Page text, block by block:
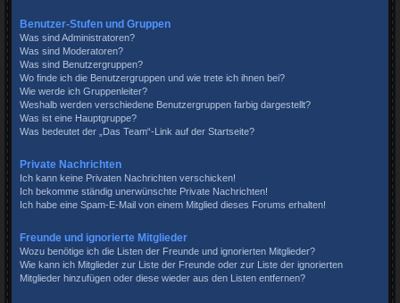
Benutzer-Stufen und Gruppen
Was sind Administratoren?
Was sind Moderatoren?
Was sind Benutzergruppen?
Wo finde ich die Benutzergruppen und wie trete ich ihnen bei?
Wie werde ich Gruppenleiter?
Weshalb werden verschiedene Benutzergruppen farbig dargestellt?
Was ist eine Hauptgruppe?
Was bedeutet der „Das Team“-Link auf der Startseite?
Private Nachrichten
Ich kann keine Privaten Nachrichten verschicken!
Ich bekomme ständig unerwünschte Private Nachrichten!
Ich habe eine Spam-E-Mail von einem Mitglied dieses Forums erhalten!
Freunde und ignorierte Mitglieder
Wozu benötige ich die Listen der Freunde und ignorierten Mitglieder?
Wie kann ich Mitglieder zur Liste der Freunde oder zur Liste der ignorierten
Mitglieder hinzufügen oder diese wieder aus den Listen entfernen?